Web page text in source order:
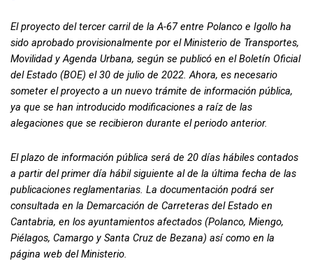
El proyecto del tercer carril de la A-67 entre Polanco e Igollo ha
sido aprobado provisionalmente por el Ministerio de Transportes,
Movilidad y Agenda Urbana, según se publicó en el Boletín Oficial
del Estado (BOE) el 30 de julio de 2022. Ahora, es necesario
someter el proyecto a un nuevo trámite de información pública,
ya que se han introducido modificaciones a raíz de las
alegaciones que se recibieron durante el periodo anterior.
El plazo de información pública será de 20 días hábiles contados
a partir del primer día hábil siguiente al de la última fecha de las
publicaciones reglamentarias. La documentación podrá ser
consultada en la Demarcación de Carreteras del Estado en
Cantabria, en los ayuntamientos afectados (Polanco, Miengo,
Piélagos, Camargo y Santa Cruz de Bezana) así como en la
página web del Ministerio.